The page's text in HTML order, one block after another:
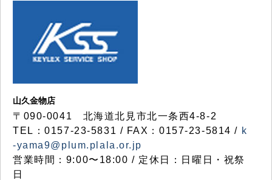
山久金物店
〒090-0041 北海道北見市北一条西4-8-2
TEL：0157-23-5831 / FAX：0157-23-5814 / k
-yama9@plum.plala.or.jp
営業時間：9:00〜18:00 / 定休日：日曜日・祝祭
日